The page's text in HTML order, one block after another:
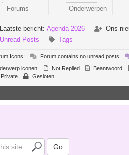
Forums Onderwerpen
Laatste bericht: Agenda 2026
Ons
Unread Posts
Tags
Icons:
Forum contains no unread posts
iconen:
Not Replied
Beantwoord
Private
Gesloten
Go